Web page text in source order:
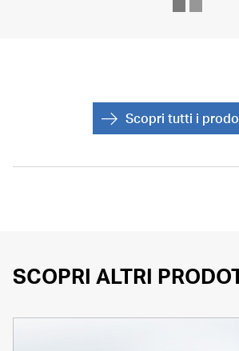
Scopri tutti i
SCOPRI ALTRI